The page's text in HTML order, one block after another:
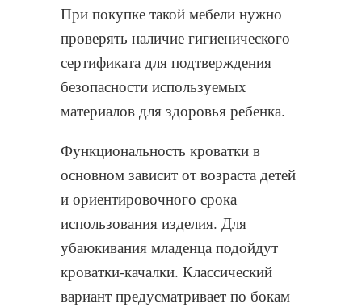
При покупке такой мебели нужно
проверять наличие гигиенического
сертификата для подтверждения
безопасности используемых
материалов для здоровья ребенка.
Функциональность кроватки в
основном зависит от возраста детей
и ориентировочного срока
использования изделия. Для
убаюкивания младенца подойдут
кроватки-качалки. Классический
вариант предусматривает по бокам